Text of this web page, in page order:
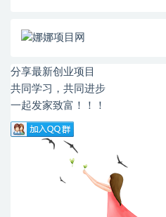
分享最新创业项目
共同学习，共同进步
一起发家致富！！！